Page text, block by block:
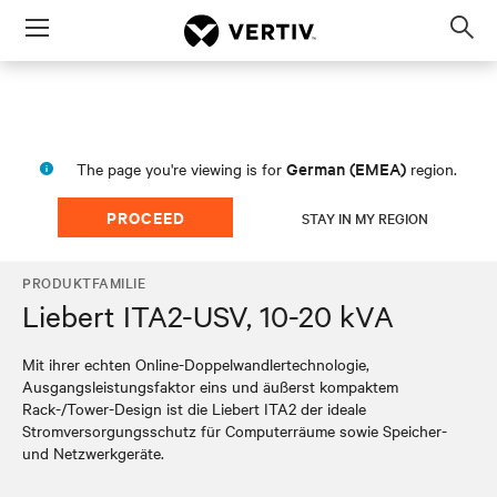
Menu
The page you're viewing is for German (EMEA) region.
PROCEED STAY IN MY REGION
PRODUKTFAMILIE
Liebert ITA2-USV, 10-20 kVA
Mit ihrer echten Online-Doppelwandlertechnologie,
Ausgangsleistungsfaktor eins und äußerst kompaktem
Rack-/Tower-Design ist die Liebert ITA2 der ideale
Stromversorgungsschutz für Computerräume sowie Speicher-
und Netzwerkgeräte.